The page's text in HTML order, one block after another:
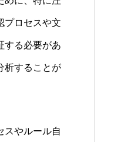
プロセスや文
する必要があ
析することが
スやルール自